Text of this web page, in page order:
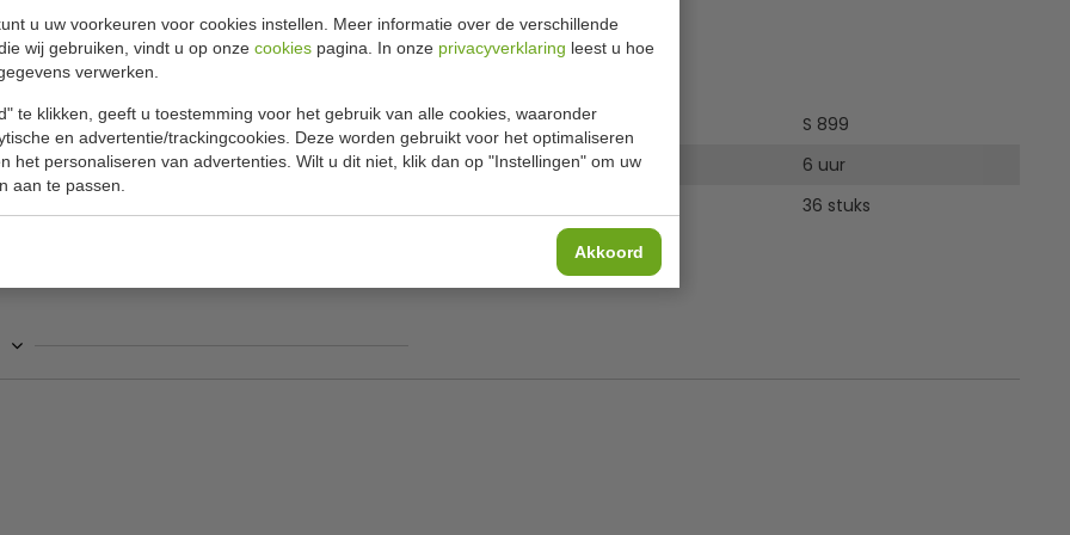
u uw voorkeuren voor cookies instellen. Meer informatie over de verschillende
wij gebruiken, vindt u op onze cookies pagina. In onze privacyverklaring leest u hoe
verwerken.
te klikken, geeft u toestemming voor het gebruik van alle cookies, waaronder
en advertentie/trackingcookies. Deze worden gebruikt voor het optimaliseren
het personaliseren van advertenties. Wilt u dit niet, klik dan op "Instellingen" om uw
aan te passen.
Akkoord
prestaties bij het verwamen van uw
met de hersluitbare draaidop dat de
Het blikje blijft koel ook als de vloeistof
temperatuur gedurende de volledige
Model
S 899
Brandtijd
6 uur
36 stuks